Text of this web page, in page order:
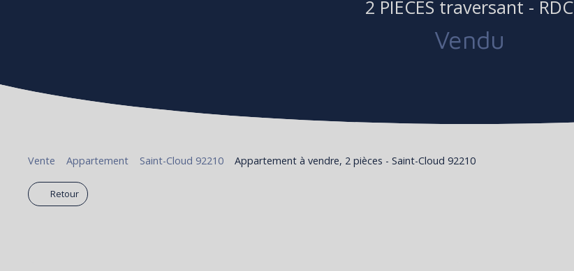
2 PIÈCES traversant - RDC
Vendu
Vente Appartement Saint-Cloud 92210 Appartement à vendre, 2 pièces - Saint-Cloud 92210
Retour